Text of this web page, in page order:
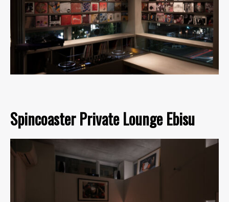
Spincoaster Private Lounge Ebisu